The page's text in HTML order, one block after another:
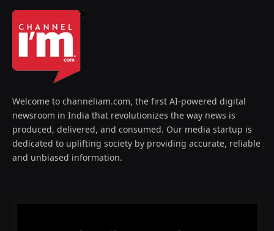
Welcome to channeliam.com, the first AI-powered digital
newsroom in India that revolutionizes the way news is
produced, delivered, and consumed. Our media startup is
dedicated to uplifting society by providing accurate, reliable
and unbiased information.